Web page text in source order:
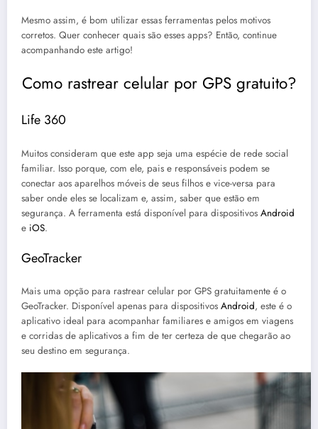
Mesmo assim, é bom utilizar essas ferramentas pelos motivos
corretos. Quer conhecer quais são esses apps? Então, continue
acompanhando este artigo!
Como rastrear celular por GPS gratuito?
Life 360
Muitos consideram que este app seja uma espécie de rede social
familiar. Isso porque, com ele, pais e responsáveis podem se
conectar aos aparelhos móveis de seus filhos e vice-versa para
saber onde eles se localizam e, assim, saber que estão em
segurança. A ferramenta está disponível para dispositivos Android
e iOS.
GeoTracker
Mais uma opção para rastrear celular por GPS gratuitamente é o
GeoTracker. Disponível apenas para dispositivos Android, este é o
aplicativo ideal para acompanhar familiares e amigos em viagens
e corridas de aplicativos a fim de ter certeza de que chegarão ao
seu destino em segurança.